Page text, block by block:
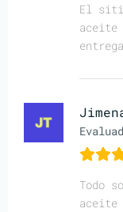
El
aceite
Todo
aceite